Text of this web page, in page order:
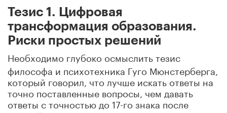
Тезис 1. Цифровая
трансформация образования.
Риски простых решений
Необходимо глубоко осмыслить тезис
философа и психотехника Гуго Мюнстерберга,
который говорил, что лучше искать ответы на
точно поставленные вопросы, чем давать
ответы с точностью до 17-го знака после